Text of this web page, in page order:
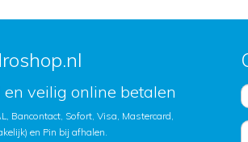
en veilig online betalen
Bancontact, Sofort, Visa, Mastercard,
en Pin bij afhalen.